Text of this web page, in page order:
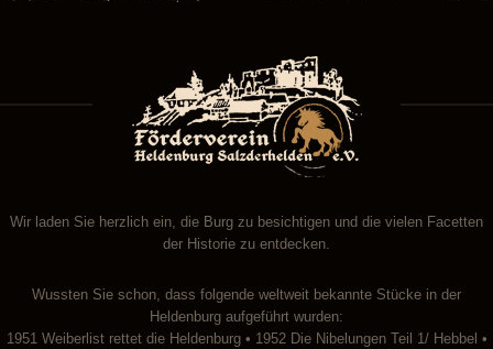
Wir laden Sie herzlich ein, die Burg zu besichtigen und die vielen Facetten
der Historie zu entdecken.
Wussten Sie schon, dass folgende weltweit bekannte Stücke in der
Heldenburg aufgeführt wurden:
1951 Weiberlist rettet die Heldenburg • 1952 Die Nibelungen Teil 1/ Hebbel •